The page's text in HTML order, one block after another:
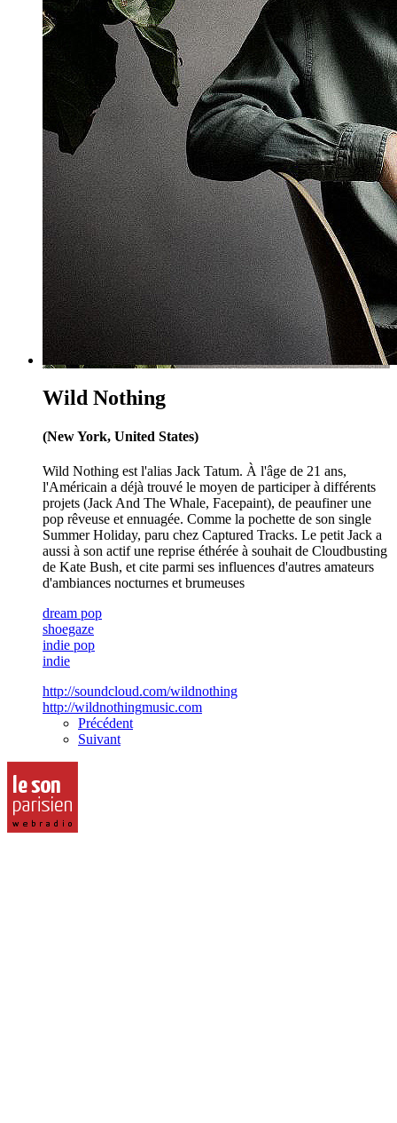
Wild Nothing
(New York, United States)
Wild Nothing est l'alias Jack Tatum. À l'âge de 21 ans,
l'Américain a déjà trouvé le moyen de participer à différents
projets (Jack And The Whale, Facepaint), de peaufiner une
pop rêveuse et ennuagée. Comme la pochette de son single
Summer Holiday, paru chez Captured Tracks. Le petit Jack a
aussi à son actif une reprise éthérée à souhait de Cloudbusting
de Kate Bush, et cite parmi ses influences d'autres amateurs
d'ambiances nocturnes et brumeuses
dream pop
shoegaze
indie pop
indie
http://soundcloud.com/wildnothing
http://wildnothingmusic.com
Précédent
Suivant